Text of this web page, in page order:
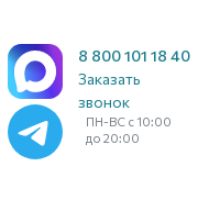
8 800 101 18 40
Заказать
звонок
ПН-ВС с 10:00
до 20:00